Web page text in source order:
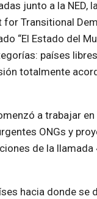
junto a la NED,
Transitional
“El Estado del
países
totalmente
a trabajar
ONGs y
de la
hacia donde